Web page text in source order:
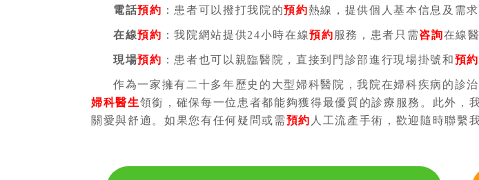
電話預約 ：患者可以撥打我院的預約熱線，提供個人基本信息及需
在線預約 ：我院網站提供24小時在線預約 服務，患者只需咨詢在線
現場預約 ：患者也可以親臨醫院，直接到門診部進行現場掛號和預約
作為一家擁有二十多年歷史的大型婦科醫院，我院在婦科疾病的診
婦科醫生領銜，確保每一位患者都能夠獲得最優質的診療服務。此外，
關愛與舒適。如果您有任何疑問或需預約 人工流產手術，歡迎隨時聯繫